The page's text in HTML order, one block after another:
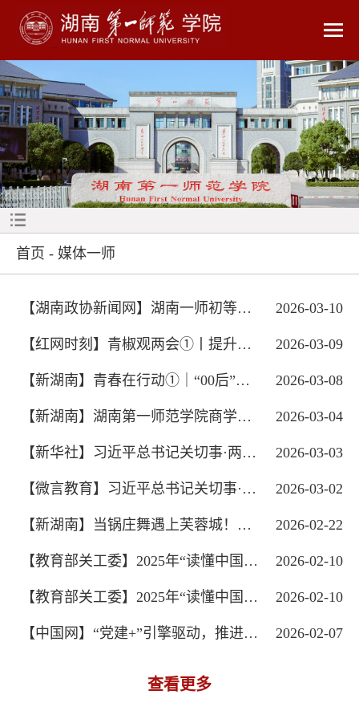
首页 - 媒体一师
2026-03-10
【湖南政协新闻网】湖南一师初等教育学...
2026-03-09
【红网时刻】青椒观两会①丨提升数字素...
2026-03-08
【新湖南】青春在行动①｜“00后”志愿...
2026-03-04
【新湖南】湖南第一师范学院商学院：推...
2026-03-03
【新华社】习近平总书记关切事·两会看落...
2026-03-02
【微言教育】习近平总书记关切事·两会看...
2026-02-22
【新湖南】当锅庄舞遇上芙蓉城！这场联...
2026-02-10
【教育部关工委】2025年“读懂中国”活...
2026-02-10
【教育部关工委】2025年“读懂中国”活...
2026-02-07
【中国网】“党建+”引擎驱动，推进马克...
查看更多